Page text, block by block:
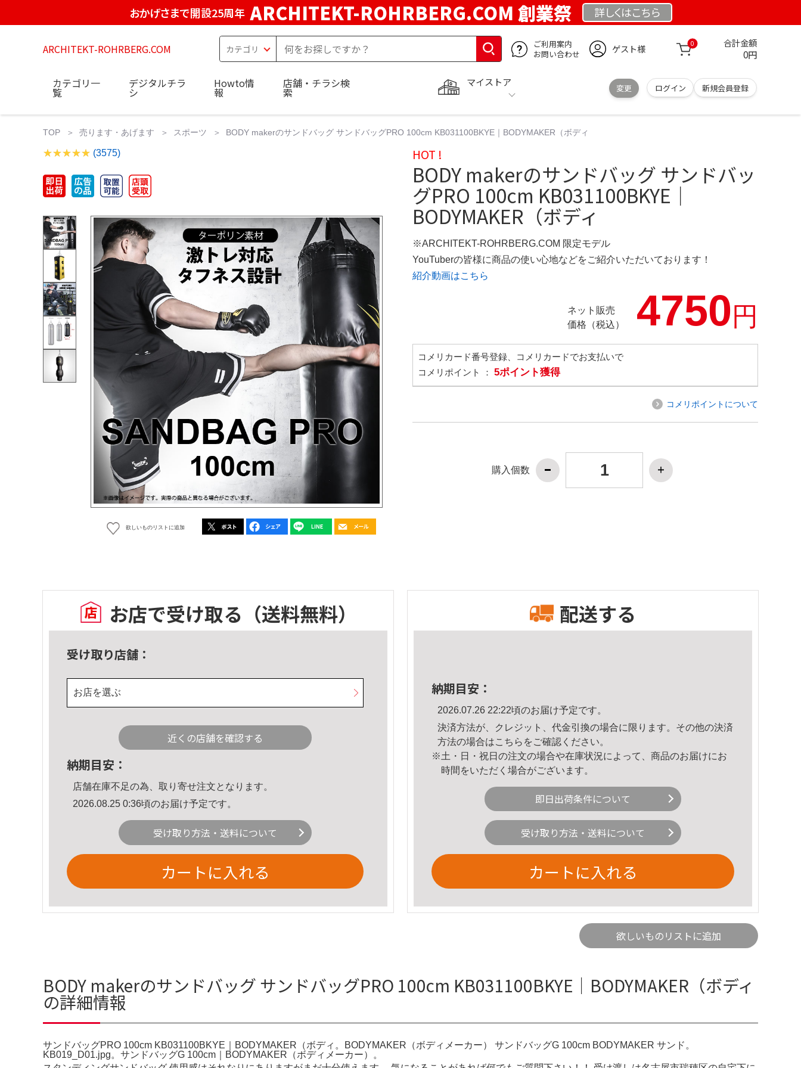
おかげさまで開設25周年 ARCHITEKT-ROHRBERG.COM 創業祭 詳しくはこちら
ARCHITEKT-ROHRBERG.COM
ご利用案内
お問い合わせ
ゲスト様 0 合計金額
0円
マイストア
変更 ログイン 新規会員登録
カテゴリ一
覧
デジタルチラ
シ
Howto情
報
店舗・チラシ検
索
TOP 売ります・あげます スポーツ BODY makerのサンドバッグ サンドバッグPRO 100cm KB031100BKYE｜BODYMAKER（ボディ
(3575)
欲しいものリストに追加
HOT !
BODY makerのサンドバッグ サンドバッ
グPRO 100cm KB031100BKYE｜
BODYMAKER（ボディ
※ARCHITEKT-ROHRBERG.COM 限定モデル
YouTuberの皆様に商品の使い心地などをご紹介いただいております！
紹介動画はこちら
ネット販売
価格（税込）
4750円
コメリカード番号登録、コメリカードでお支払いで
コメリポイント ： 5ポイント獲得
コメリポイントについて
購入個数
お店で受け取る （送料無料）
受け取り店舗：
お店を選ぶ
近くの店舗を確認する
納期目安：
店舗在庫不足の為、取り寄せ注文となります。
2026.08.25 0:36頃のお届け予定です。
受け取り方法・送料について
カートに入れる
配送する
納期目安：
2026.07.26 22:22頃のお届け予定です。
決済方法が、クレジット、代金引換の場合に限ります。その他の決済
方法の場合はこちら をご確認ください。
※土・日・祝日の注文の場合や在庫状況によって、商品のお届けにお
時間をいただく場合がございます。
即日出荷条件について
受け取り方法・送料について
カートに入れる
欲しいものリストに追加
BODY makerのサンドバッグ サンドバッグPRO 100cm KB031100BKYE｜BODYMAKER（ボディ
の詳細情報
サンドバッグPRO 100cm KB031100BKYE｜BODYMAKER（ボディ。BODYMAKER（ボディメーカー） サンドバッグG 100cm BODYMAKER サンド。
KB019_D01.jpg。サンドバッグG 100cm｜BODYMAKER（ボディメーカー）。